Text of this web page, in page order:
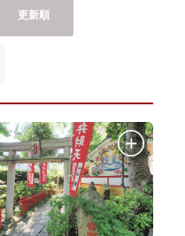
更新順